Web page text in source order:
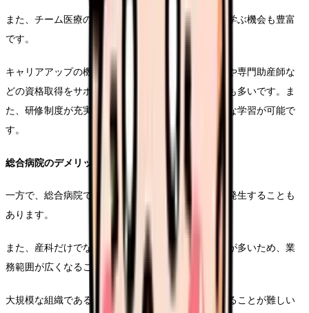
また、チーム医療の一員として、多職種との連携を学ぶ機会も豊富
です。
キャリアアップの機会も充実しており、認定助産師や専門助産師な
どの資格取得をサポートする制度を設けている病院も多いです。ま
た、研修制度が充実していることも特徴で、継続的な学習が可能で
す。
総合病院のデメリット
一方で、総合病院では業務量が多く、時間外勤務が発生することも
あります。
また、産科だけでなく婦人科の業務も担当することが多いため、業
務範囲が広くなることもあります。
大規模な組織であるため、個人の裁量で業務を進めることが難しい